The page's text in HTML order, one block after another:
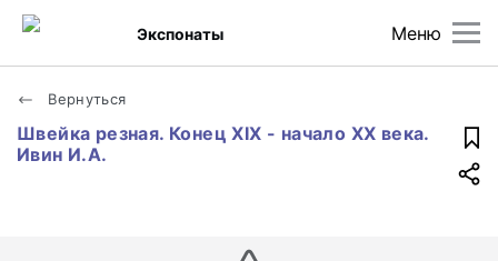
Меню
Экспонаты
Вернуться
Швейка резная. Конец XIX - начало XX века.
Ивин И.А.